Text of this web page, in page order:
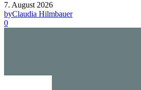
7. August 2026
byClaudia Hilmbauer
0